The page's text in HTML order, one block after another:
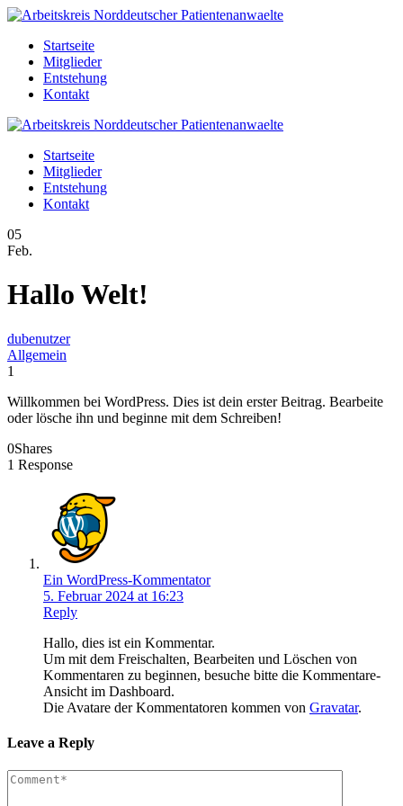
Startseite
Mitglieder
Entstehung
Kontakt
Startseite
Mitglieder
Entstehung
Kontakt
05
Feb.
Hallo Welt!
dubenutzer
Allgemein
1
Willkommen bei WordPress. Dies ist dein erster Beitrag. Bearbeite
oder lösche ihn und beginne mit dem Schreiben!
0Shares
1 Response
Ein WordPress-Kommentator
5. Februar 2024 at 16:23
Reply
Hallo, dies ist ein Kommentar.
Um mit dem Freischalten, Bearbeiten und Löschen von
Kommentaren zu beginnen, besuche bitte die Kommentare-
Ansicht im Dashboard.
Die Avatare der Kommentatoren kommen von Gravatar.
Leave a Reply